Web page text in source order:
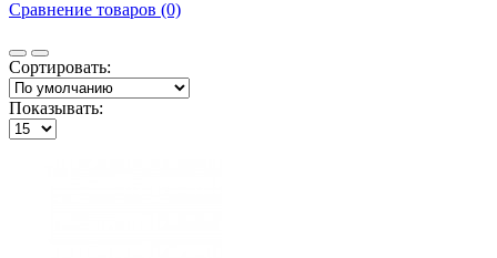
Сравнение товаров (0)
Сортировать:
Показывать: